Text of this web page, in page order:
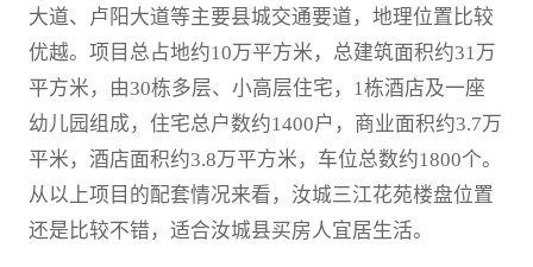
大道、卢阳大道等主要县城交通要道，地理位置比较
优越。项目总占地约10万平方米，总建筑面积约31万
平方米，由30栋多层、小高层住宅，1栋酒店及一座
幼儿园组成，住宅总户数约1400户，商业面积约3.7万
平米，酒店面积约3.8万平方米，车位总数约1800个。
从以上项目的配套情况来看，汝城三江花苑楼盘位置
还是比较不错，适合汝城县买房人宜居生活。